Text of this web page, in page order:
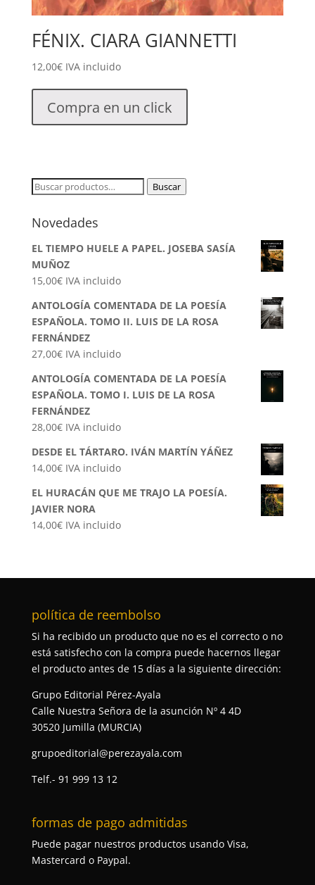
FÉNIX. CIARA GIANNETTI
12,00€ IVA incluido
Compra en un click
Buscar
Buscar
Novedades
EL TIEMPO HUELE A PAPEL. JOSEBA SASÍA
MUÑOZ
15,00€ IVA incluido
ANTOLOGÍA COMENTADA DE LA POESÍA
ESPAÑOLA. TOMO II. LUIS DE LA ROSA
FERNÁNDEZ
27,00€ IVA incluido
ANTOLOGÍA COMENTADA DE LA POESÍA
ESPAÑOLA. TOMO I. LUIS DE LA ROSA
FERNÁNDEZ
28,00€ IVA incluido
DESDE EL TÁRTARO. IVÁN MARTÍN YÁÑEZ
14,00€ IVA incluido
EL HURACÁN QUE ME TRAJO LA POESÍA.
JAVIER NORA
14,00€ IVA incluido
política de reembolso
Si ha recibido un producto que no es el correcto o no
está satisfecho con la compra puede hacernos llegar
el producto antes de 15 días a la siguiente dirección:
Grupo Editorial Pérez-Ayala
Calle Nuestra Señora de la asunción Nº 4 4D
30520 Jumilla (MURCIA)
grupoeditorial@perezayala.com
Telf.- 91 999 13 12
formas de pago admitidas
Puede pagar nuestros productos usando Visa,
Mastercard o Paypal.